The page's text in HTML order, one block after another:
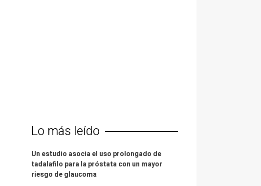
Lo más leído
Un estudio asocia el uso prolongado de
tadalafilo para la próstata con un mayor
riesgo de glaucoma